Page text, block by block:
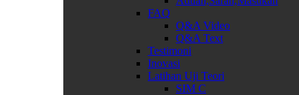
FAQ
Q&A Video
Q&A Text
Testimoni
Inovasi
Latihan Uji Teori
SIM C